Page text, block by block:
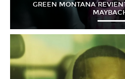
GREEN MONTANA